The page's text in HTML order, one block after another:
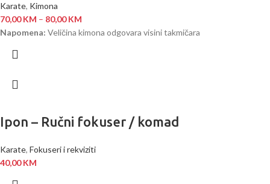
Karate, Kimona
70,00KM – 80,00KM
Napomena: Veličina kimona odgovara visini takmičara
Ipon – Ručni fokuser / komad
Karate, Fokuseri i rekviziti
40,00KM